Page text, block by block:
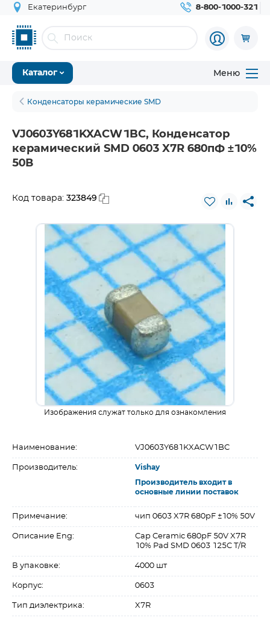
Екатеринбург 8-800-1000-321
Каталог Меню
Конденсаторы керамические SMD
VJ0603Y681KXACW1BC, Конденсатор
керамический SMD 0603 X7R 680пФ ±10%
50В
Код товара: 323849
Изображения служат только для ознакомления
Наименование: VJ0603Y681KXACW1BC
Производитель: Vishay
Производитель входит в
основные линии поставок
Примечание: чип 0603 X7R 680pF ±10% 50V
Описание Eng:
Cap Ceramic 680pF 50V X7R
10% Pad SMD 0603 125C T/R
В упаковке: 4000 шт
Корпус: 0603
Тип диэлектрика: X7R